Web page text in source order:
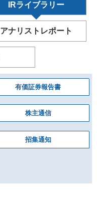
IRライブラリー
アナリストレポート
有価証券報告書
株主通信
招集通知